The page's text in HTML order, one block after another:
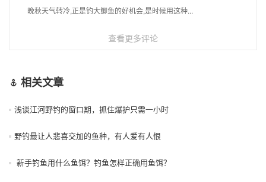
晚秋天气转冷,正是钓大鲫鱼的好机会,是时候用这种...
查看更多评论
相关文章
浅谈江河野钓的窗口期，抓住爆护只需一小时
野钓最让人悲喜交加的鱼种，有人爱有人恨
新手钓鱼用什么鱼饵？钓鱼怎样正确用鱼饵？